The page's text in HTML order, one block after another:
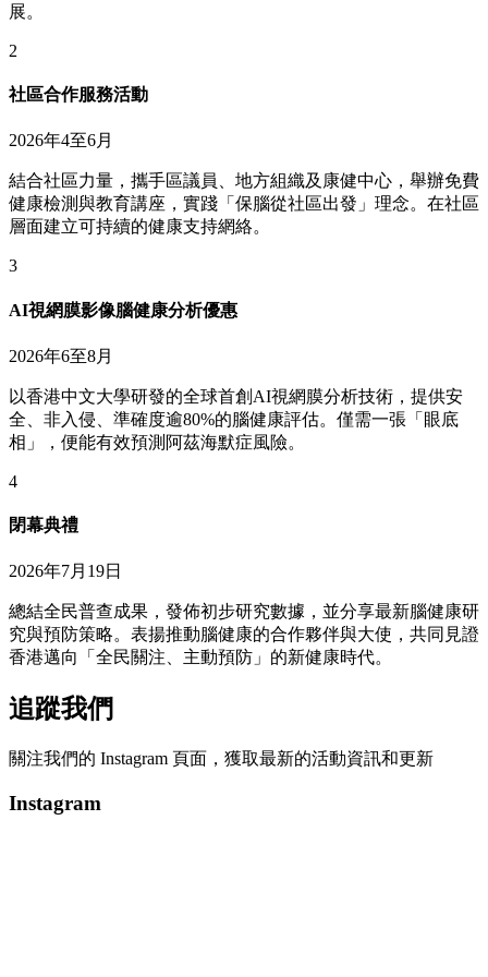
展。
2
社區合作服務活動
2026年4至6月
結合社區力量，攜手區議員、地方組織及康健中心，舉辦免費
健康檢測與教育講座，實踐「保腦從社區出發」理念。在社區
層面建立可持續的健康支持網絡。
3
AI視網膜影像腦健康分析優惠
2026年6至8月
以香港中文大學研發的全球首創AI視網膜分析技術，提供安
全、非入侵、準確度逾80%的腦健康評估。僅需一張「眼底
相」，便能有效預測阿茲海默症風險。
4
閉幕典禮
2026年7月19日
總結全民普查成果，發佈初步研究數據，並分享最新腦健康研
究與預防策略。表揚推動腦健康的合作夥伴與大使，共同見證
香港邁向「全民關注、主動預防」的新健康時代。
追蹤我們
關注我們的 Instagram 頁面，獲取最新的活動資訊和更新
Instagram